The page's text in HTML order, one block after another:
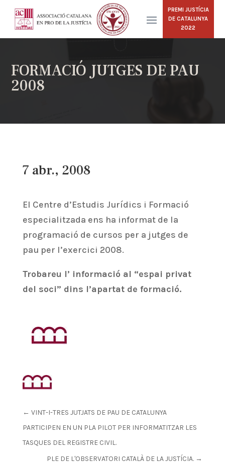
PREMI JUSTÍCIA
DE CATALUNYA
2022
FORMACIÓ JUTGES DE PAU
2008
7 abr., 2008
El Centre d’Estudis Jurídics i Formació
especialitzada ens ha informat de la
programació de cursos per a jutges de
pau per l’exercici 2008.
Trobareu l’ informació al “espai privat
del soci” dins l’apartat de formació.
← VINT-I-TRES JUTJATS DE PAU DE CATALUNYA
PARTICIPEN EN UN PLA PILOT PER INFORMATITZAR LES
TASQUES DEL REGISTRE CIVIL.
PLE DE L'OBSERVATORI CATALÀ DE LA JUSTÍCIA. →